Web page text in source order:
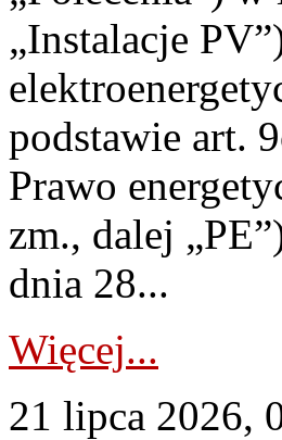
„Instalacje
podstawie art.
Prawo
zm., dalej
dnia 28...
Więcej...
21 lipca 2026,